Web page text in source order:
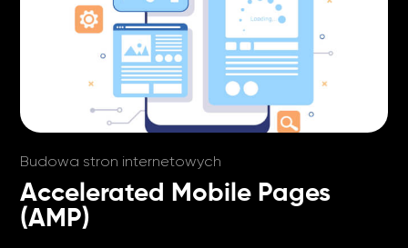
Budowa stron internetowych
Accelerated Mobile Pages
(AMP)